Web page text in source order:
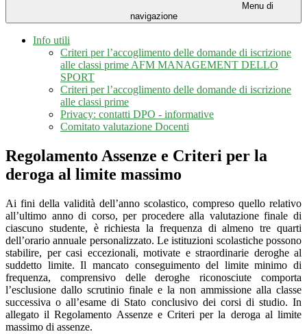
Menu di
navigazione
Info utili
Criteri per l’accoglimento delle domande di iscrizione
alle classi prime AFM MANAGEMENT DELLO
SPORT
Criteri per l’accoglimento delle domande di iscrizione
alle classi prime
Privacy: contatti DPO - informative
Comitato valutazione Docenti
Regolamento Assenze e Criteri per la
deroga al limite massimo
Ai fini della validità dell’anno scolastico, compreso quello relativo
all’ultimo anno di corso, per procedere alla valutazione finale di
ciascuno studente, è richiesta la frequenza di almeno tre quarti
dell’orario annuale personalizzato. Le istituzioni scolastiche possono
stabilire, per casi eccezionali, motivate e straordinarie deroghe al
suddetto limite. Il mancato conseguimento del limite minimo di
frequenza, comprensivo delle deroghe riconosciute comporta
l’esclusione dallo scrutinio finale e la non ammissione alla classe
successiva o all’esame di Stato conclusivo dei corsi di studio. In
allegato il Regolamento Assenze e Criteri per la deroga al limite
massimo di assenze.